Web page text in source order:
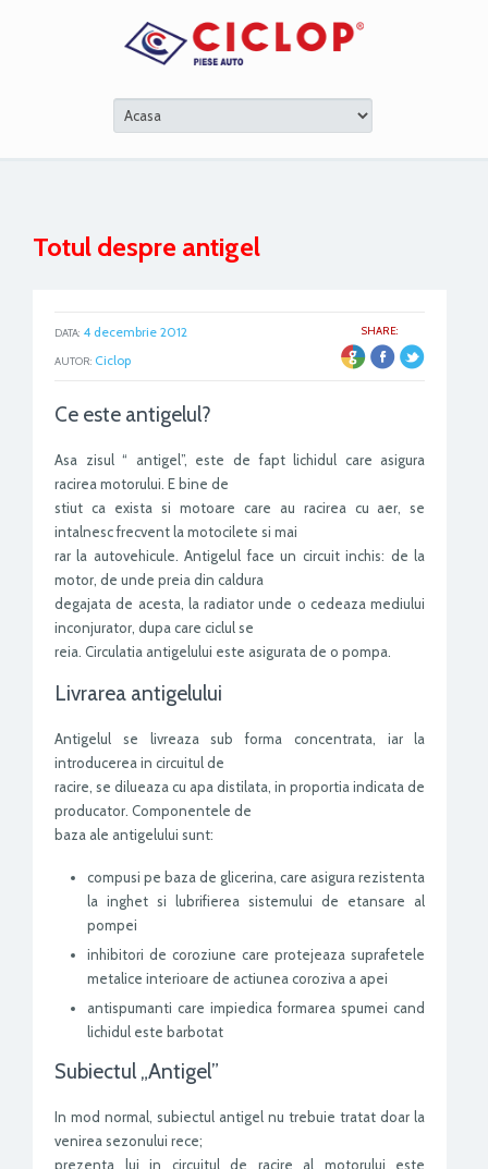
Totul despre antigel
SHARE:
DATA: 4 decembrie 2012
AUTOR: Ciclop
Ce este antigelul?
Asa zisul “ antigel”, este de fapt lichidul care asigura
racirea motorului. E bine de
stiut ca exista si motoare care au racirea cu aer, se
intalnesc frecvent la motocilete si mai
rar la autovehicule. Antigelul face un circuit inchis: de la
motor, de unde preia din caldura
degajata de acesta, la radiator unde o cedeaza mediului
inconjurator, dupa care ciclul se
reia. Circulatia antigelului este asigurata de o pompa.
Livrarea antigelului
Antigelul se livreaza sub forma concentrata, iar la
introducerea in circuitul de
racire, se dilueaza cu apa distilata, in proportia indicata de
producator. Componentele de
baza ale antigelului sunt:
compusi pe baza de glicerina, care asigura rezistenta
la inghet si lubrifierea sistemului de etansare al
pompei
inhibitori de coroziune care protejeaza suprafetele
metalice interioare de actiunea coroziva a apei
antispumanti care impiedica formarea spumei cand
lichidul este barbotat
Subiectul „Antigel”
In mod normal, subiectul antigel nu trebuie tratat doar la
venirea sezonului rece;
prezenta lui in circuitul de racire al motorului este